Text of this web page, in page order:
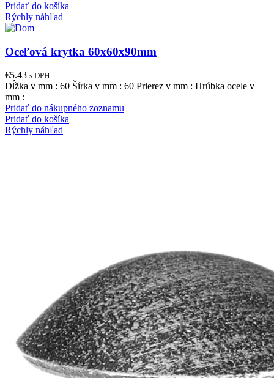
Pridať do košíka
Rýchly náhľad
Oceľová krytka 60x60x90mm
€5.43 s DPH
Dĺžka v mm : 60 Šírka v mm : 60 Prierez v mm : Hrúbka ocele v
mm :
Pridať do nákupného zoznamu
Pridať do košíka
Rýchly náhľad